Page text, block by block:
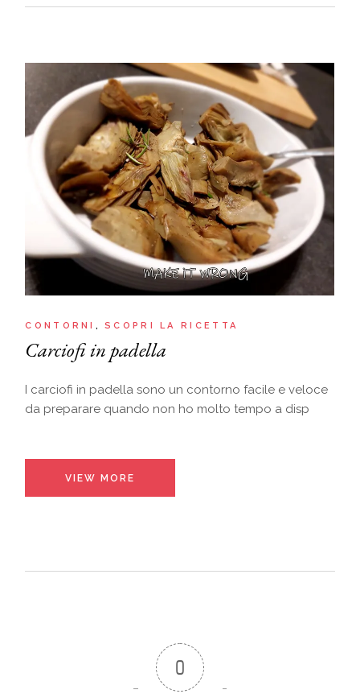
CONTORNI SCOPRI LA RICETTA
Carciofi in padella
I carciofi in padella sono un contorno facile e veloce
da preparare quando non ho molto tempo a disp
VIEW MORE
0